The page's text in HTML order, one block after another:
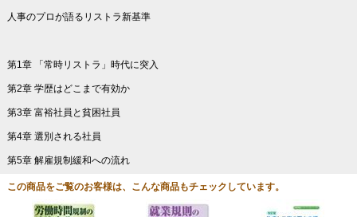
人事のプロが語るリストラ新基準
第1章 「常時リストラ」時代に突入
第2章 学歴はどこまで有効か
第3章 富裕社員と貧困社員
第4章 選別される社員
第5章 解雇規制緩和への流れ
この商品をご覧のお客様は、こんな商品もチェックしています。